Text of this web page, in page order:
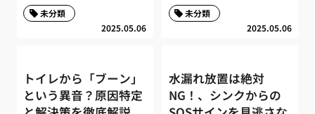
2025.05.06
未分類
2025.05.06
未分類
トイレから「ブーン」
という異音？原因特定
水漏れ放置は絶対
NG！、シンクからの